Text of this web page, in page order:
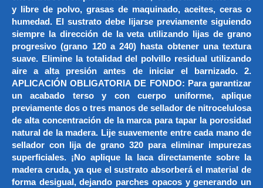
y libre de polvo, grasas de maquinado, aceites, ceras o
humedad. El sustrato debe lijarse previamente siguiendo
siempre la dirección de la veta utilizando lijas de grano
progresivo (grano 120 a 240) hasta obtener una textura
suave. Elimine la totalidad del polvillo residual utilizando
aire a alta presión antes de iniciar el barnizado. 2.
APLICACIÓN OBLIGATORIA DE FONDO: Para garantizar
un acabado terso y con cuerpo uniforme, aplique
previamente dos o tres manos de sellador de nitrocelulosa
de alta concentración de la marca para tapar la porosidad
natural de la madera. Lije suavemente entre cada mano de
sellador con lija de grano 320 para eliminar impurezas
superficiales. ¡No aplique la laca directamente sobre la
madera cruda, ya que el sustrato absorberá el material de
forma desigual, dejando parches opacos y generando un